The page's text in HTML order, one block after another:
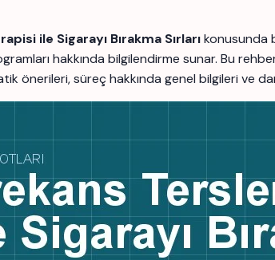
ile Sigarayı Bırakma Sırlarıkonusunda
hakkında bilgilendirme sunar. Bu
önerileri, süreç hakkında genel bilgileri ve